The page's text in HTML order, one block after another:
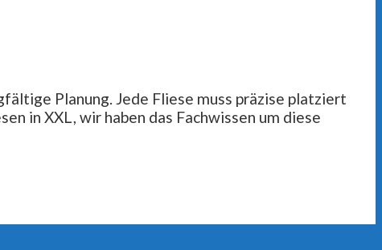
Planung. Jede Fliese muss präzise platziert
in XXL, wir haben das Fachwissen um diese